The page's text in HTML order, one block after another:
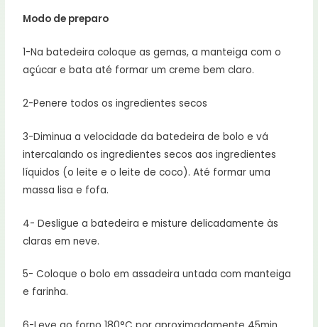
Modo de preparo
1-Na batedeira coloque as gemas, a manteiga com o
açúcar e bata até formar um creme bem claro.
2-Penere todos os ingredientes secos
3-Diminua a velocidade da batedeira de bolo e vá
intercalando os ingredientes secos aos ingredientes
líquidos (o leite e o leite de coco). Até formar uma
massa lisa e fofa.
4- Desligue a batedeira e misture delicadamente às
claras em neve.
5- Coloque o bolo em assadeira untada com manteiga
e farinha.